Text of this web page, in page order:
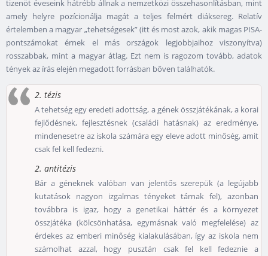
tizenöt éveseink hátrébb állnak a nemzetközi összehasonlításban, mint
amely helyre pozícionálja magát a teljes felmért diáksereg. Relatív
értelemben a magyar „tehetségesek” (itt és most azok, akik magas PISA-
pontszámokat érnek el más országok legjobbjaihoz viszonyítva)
rosszabbak, mint a magyar átlag. Ezt nem is ragozom tovább, adatok
tények az írás elején megadott forrásban bőven találhatók.
2. tézis
A tehetség egy eredeti adottság, a gének összjátékának, a korai
fejlődésnek, fejlesztésnek (családi hatásnak) az eredménye,
mindenesetre az iskola számára egy eleve adott minőség, amit
csak fel kell fedezni.
2. antitézis
Bár a géneknek valóban van jelentős szerepük (a legújabb
kutatások nagyon izgalmas tényeket tárnak fel), azonban
továbbra is igaz, hogy a genetikai háttér és a környezet
összjátéka (kölcsönhatása, egymásnak való megfelelése) az
érdekes az emberi minőség kialakulásában, így az iskola nem
számolhat azzal, hogy pusztán csak fel kell fedeznie a